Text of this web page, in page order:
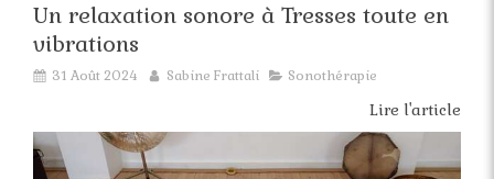
Un relaxation sonore à Tresses toute en
vibrations
31 Août 2024 Sabine Frattali Sonothérapie
Lire l'article